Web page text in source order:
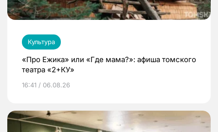
Культура
«Про Ежика» или «Где мама?»: афиша томского
театра «2+КУ»
16:41 / 06.08.26